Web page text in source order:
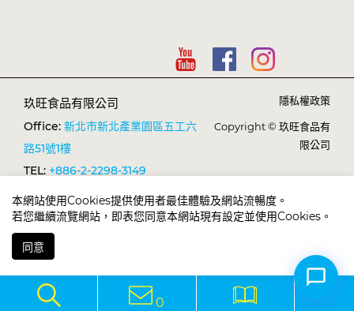
0
玖旺食品有限公司
Office: 新北市新北產業園區五工六
路51號1樓
TEL: +886-2-2298-3149
FAX:+886-2-2298-1638
E-mail:
services@sunnysyrup.com
隱私權政策
Copyright © 玖旺食品有
限公司
本網站使用Cookies提供使用者最佳體驗及網站流暢度。
若您繼續流覽網站，即表您同意本網站現有設定並使用Cookies。
同意